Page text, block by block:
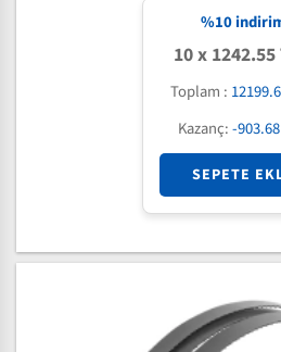
%10
10 x 1242.55
Toplam :
Kazanç:-
SEPETE